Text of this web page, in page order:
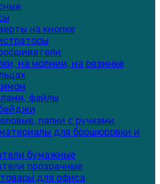
на кнопке
на молнии, на резинке
файлы
папки с ручками
для брошюровки и
бумажные
прозрачные
для офиса